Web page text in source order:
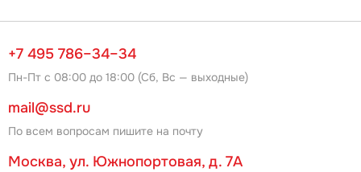
+7 495 786–34–34
Пн-Пт с 08:00 до 18:00 (Сб, Вс — выходные)
mail@ssd.ru
По всем вопросам пишите на почту
Москва, ул. Южнопортовая, д. 7А